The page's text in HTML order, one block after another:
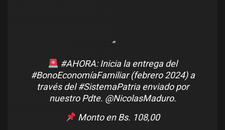
#AHORA: Inicia la entrega del
#BonoEconomíaFamiliar(febrero 2024) a
través del#SistemaPatriaenviado por
nuestro Pdte. @NicolasMaduro.
Monto en Bs. 108,00